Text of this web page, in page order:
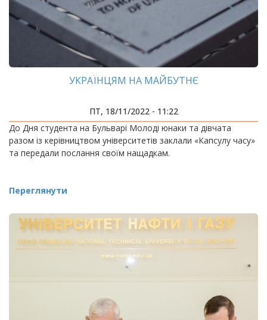
УКРАЇНЦЯМ НА МАЙБУТНЄ
ПТ, 18/11/2022 - 11:22
До Дня студента на Бульварі Молоді юнаки та дівчата
разом із керівництвом університетів заклали «Капсулу часу»
та передали послання своїм нащадкам.
Переглянути